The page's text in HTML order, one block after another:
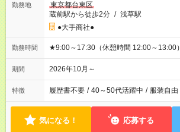
勤務地
東京都台東区
蔵前駅から徒歩2分 / 浅草駅
●大手商社●
勤務時間 ★9:00～17:30（休憩時間 12:00～13:00）
期間 2026年10月～
特徴 履歴書不要 / 40～50代活躍中 / 服装自由
気になる！ 応募する